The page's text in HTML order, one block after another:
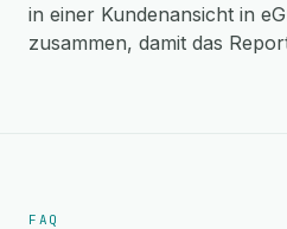
in einer Kundenansicht in
zusammen, damit das
FAQ